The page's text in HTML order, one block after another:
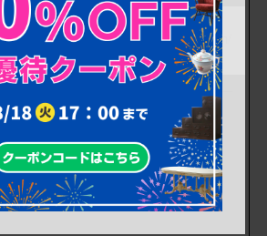
2枚目・右) 高さ335mm/幅122mm/
深さ160mm
箇所によって数mm(突起などがある
たします。
るものは余裕をもってお考えいただ
に計測いたしますのでお申し付けく